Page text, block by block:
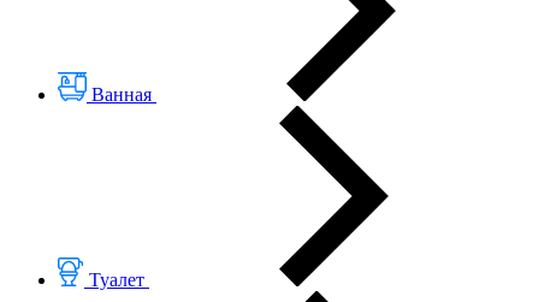
Ванная
Туалет